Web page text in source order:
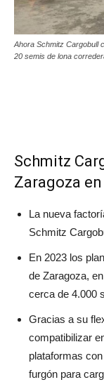
Ahora Schmitz Cargobull
20 semis de lona
Schmitz
Zaragoza
La nueva
Schmitz
En 2023 los
de Zaragoza,
cerca de 4.000
Gracias a su
compatibilizar
plataformas
furgón para